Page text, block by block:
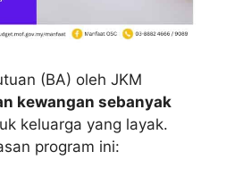
(BA) oleh JKM
kewangan sebanyak
keluarga yang layak.
program ini: